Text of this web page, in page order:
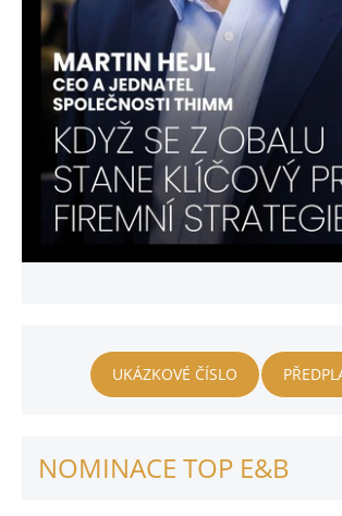
UKÁZKOVÉ ČÍSLO
NOMINACE TOP E&B